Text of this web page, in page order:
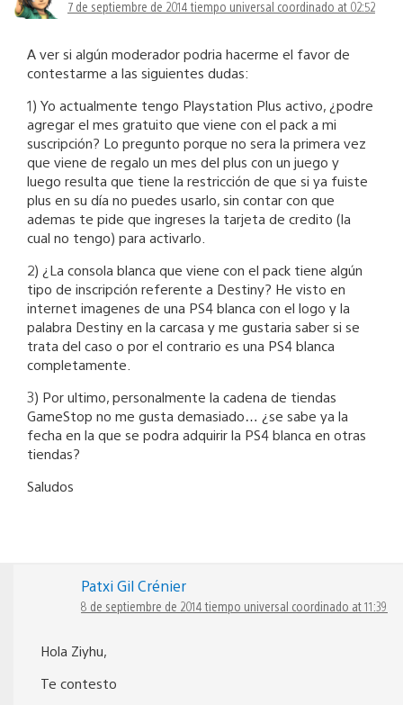
7 de septiembre de 2014 tiempo universal coordinado at 02:52
A ver si algún moderador podria hacerme el favor de
contestarme a las siguientes dudas:
1) Yo actualmente tengo Playstation Plus activo, ¿podre
agregar el mes gratuito que viene con el pack a mi
suscripción? Lo pregunto porque no sera la primera vez
que viene de regalo un mes del plus con un juego y
luego resulta que tiene la restricción de que si ya fuiste
plus en su día no puedes usarlo, sin contar con que
ademas te pide que ingreses la tarjeta de credito (la
cual no tengo) para activarlo.
2) ¿La consola blanca que viene con el pack tiene algún
tipo de inscripción referente a Destiny? He visto en
internet imagenes de una PS4 blanca con el logo y la
palabra Destiny en la carcasa y me gustaria saber si se
trata del caso o por el contrario es una PS4 blanca
completamente.
3) Por ultimo, personalmente la cadena de tiendas
GameStop no me gusta demasiado… ¿se sabe ya la
fecha en la que se podra adquirir la PS4 blanca en otras
tiendas?
Saludos
Patxi Gil Crénier
8 de septiembre de 2014 tiempo universal coordinado at 11:39
Hola Ziyhu,
Te contesto